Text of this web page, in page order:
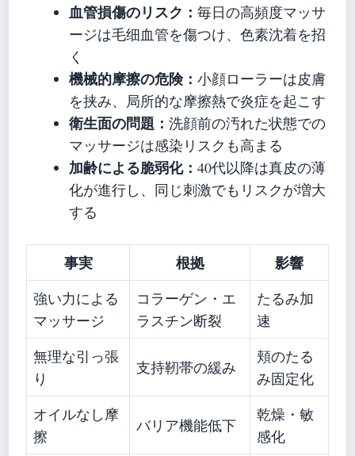
血管損傷のリスク： 毎日の高頻度マッサ
ージは毛细血管を傷つけ、色素沈着を招
く
機械的摩擦の危険： 小顔ローラーは皮膚
を挟み、局所的な摩擦熱で炎症を起こす
衛生面の問題： 洗顔前の汚れた状態での
マッサージは感染リスクも高まる
加齢による脆弱化： 40代以降は真皮の薄
化が進行し、同じ刺激でもリスクが増大
する
事実 根拠 影響
強い力による
マッサージ
コラーゲン・エ
ラスチン断裂
たるみ加
速
無理な引っ張
り
支持靭帯の緩み
頬のたる
み固定化
オイルなし摩
擦
バリア機能低下
乾燥・敏
感化